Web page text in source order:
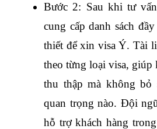
Bước 2: Sau khi tư
cung cấp danh sách
thiết để xin visa Ý. Tài
theo từng loại visa, giúp
thu thập mà không
quan trọng nào. Đội
hỗ trợ khách hàng